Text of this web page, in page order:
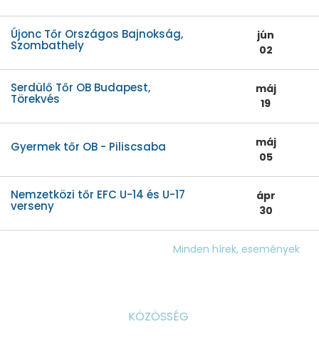
Újonc Tőr Országos Bajnokság,
Szombathely
jún
02
Serdülő Tőr OB Budapest,
Törekvés
máj
19
Gyermek tőr OB - Piliscsaba
máj
05
Nemzetközi tőr EFC U-14 és U-17
verseny
ápr
30
Minden hírek, események
KÖZÖSSÉG